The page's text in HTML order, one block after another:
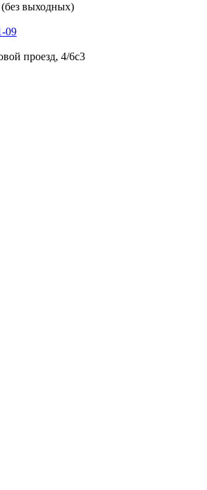
выходных)
09
проезд, 4/6с3